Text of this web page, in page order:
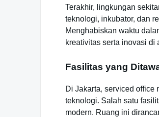
Terakhir, lingkungan
teknologi, inkubator, dan
Menghabiskan waktu
kreativitas serta inovasi di
Fasilitas yang
Di Jakarta, serviced office
teknologi. Salah satu
modern. Ruang ini